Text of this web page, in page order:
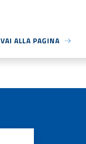
VAI ALLA PAGINA